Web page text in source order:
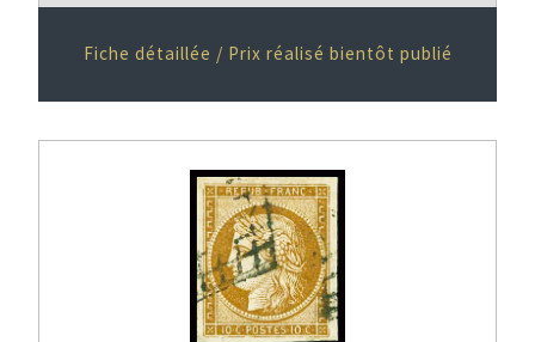
Fiche détaillée / Prix réalisé bientôt publié